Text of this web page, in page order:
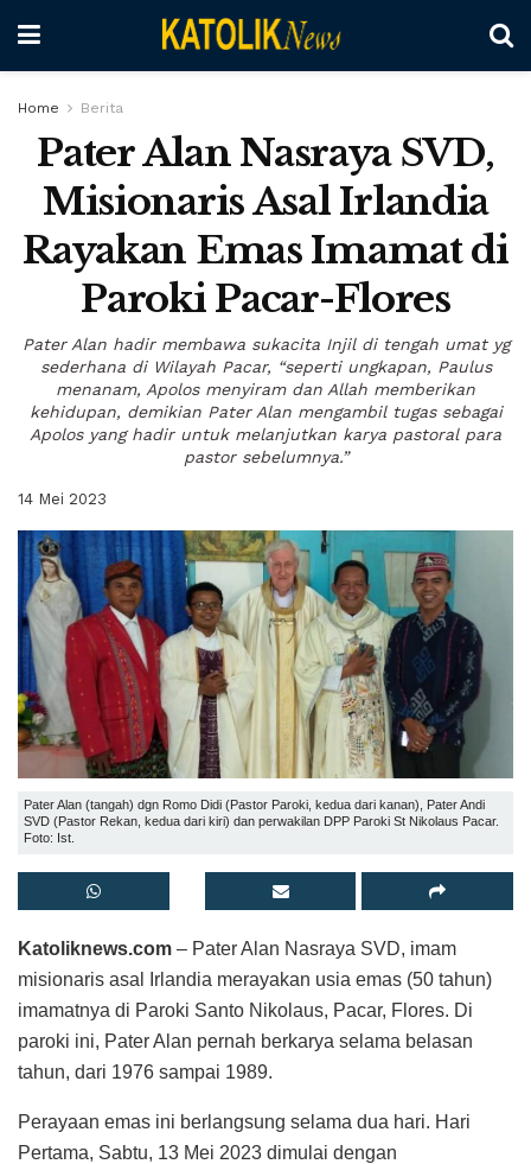
Home Berita
Pater Alan Nasraya SVD,
Misionaris Asal Irlandia
Rayakan Emas Imamat di
Paroki Pacar-Flores
Pater Alan hadir membawa sukacita Injil di tengah umat yg
sederhana di Wilayah Pacar, “seperti ungkapan, Paulus
menanam, Apolos menyiram dan Allah memberikan
kehidupan, demikian Pater Alan mengambil tugas sebagai
Apolos yang hadir untuk melanjutkan karya pastoral para
pastor sebelumnya.”
14 Mei 2023
Pater Alan (tangah) dgn Romo Didi (Pastor Paroki, kedua dari kanan), Pater Andi
SVD (Pastor Rekan, kedua dari kiri) dan perwakilan DPP Paroki St Nikolaus Pacar.
Foto: Ist.
Katoliknews.com – Pater Alan Nasraya SVD, imam
misionaris asal Irlandia merayakan usia emas (50 tahun)
imamatnya di Paroki Santo Nikolaus, Pacar, Flores. Di
paroki ini, Pater Alan pernah berkarya selama belasan
tahun, dari 1976 sampai 1989.
Perayaan emas ini berlangsung selama dua hari. Hari
Pertama, Sabtu, 13 Mei 2023 dimulai dengan